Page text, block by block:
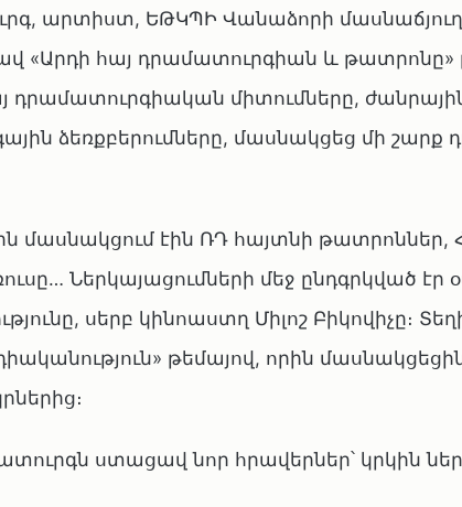
արտիստ, ԵԹԿՊԻ Վանաձորի
«Արդի հայ դրամատուրգիան և թատրոնը»
դրամատուրգիական միտումները,
ձեռքբերումները, մասնակցեց մի
մասնակցում էին ՌԴ հայտնի
Ներկայացումների մեջ ընդգրկված էր
սերբ կինոաստղ Միլոշ Բիկովիչը։
թեմայով, որին
ստացավ նոր հրավերներ՝ կրկին